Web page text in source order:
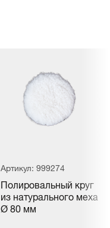
Артикул: 999274
Полировальный круг
из натурального меха
Ø 80 мм